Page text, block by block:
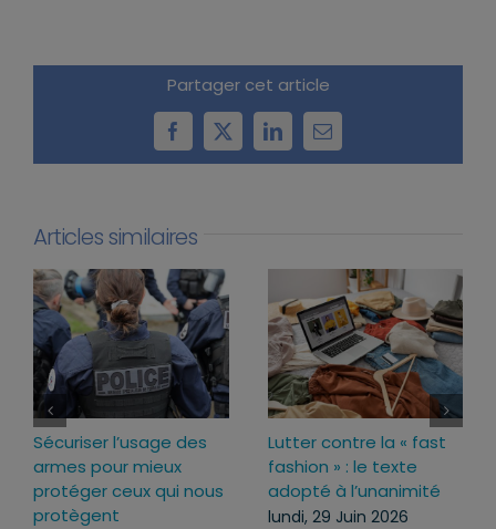
Partager cet article
Facebook
X LinkedInEmail
Articles similaires
Loi d’urgence agricole :
pourquoi j’ai voté pour
ce texte
mercredi, 22 Juil 2026
Projet de loi RIPOST :
des réponses fermes
face aux atteintes à
l’ordre public du